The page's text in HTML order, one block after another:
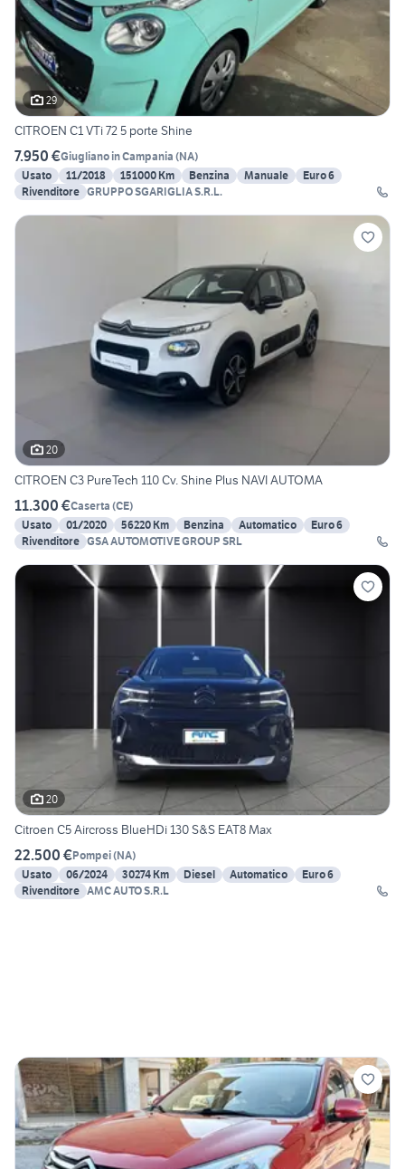
29
CITROEN C1 VTi 72 5 porte Shine
7.950 €Giugliano in Campania (NA)
Usato
11/2018 151000 Km Benzina Manuale
Euro 6
Rivenditore GRUPPO SGARIGLIA S.R.L.
20
CITROEN C3 PureTech 110 Cv. Shine Plus NAVI AUTOMA
11.300 €Caserta (CE)
Usato
01/2020 56220 Km Benzina Automatico
Euro 6
Rivenditore GSA AUTOMOTIVE GROUP SRL
20
Citroen C5 Aircross BlueHDi 130 S&S EAT8 Max
22.500 €Pompei(NA)
Usato
06/2024 30274 Km Diesel Automatico
Euro 6
Rivenditore AMC AUTO S.R.L